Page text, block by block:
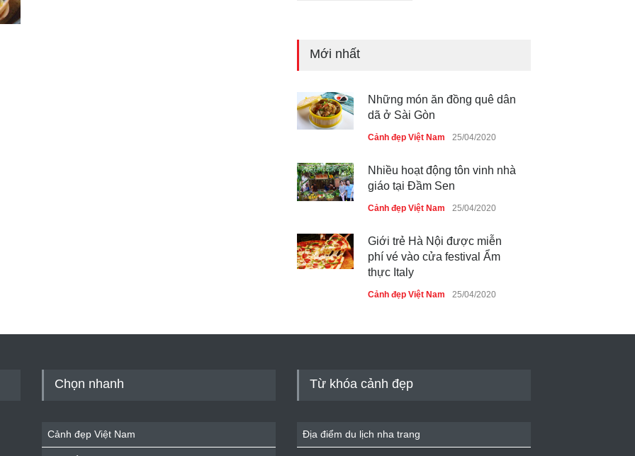
Mới nhất
Những món ăn đồng quê dân
dã ở Sài Gòn
Cảnh đẹp Việt Nam 25/04/2020
Nhiều hoạt động tôn vinh nhà
giáo tại Đầm Sen
Cảnh đẹp Việt Nam 25/04/2020
Giới trẻ Hà Nội được miễn
phí vé vào cửa festival Ẩm
thực Italy
Cảnh đẹp Việt Nam 25/04/2020
Cảnh đẹp Việt Nam
Chọn nhanh
Cảnh đẹp Việt Nam
Từ khóa cảnh đẹp
Địa điểm du lịch nha trang